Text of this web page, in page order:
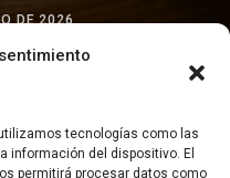
tecnologías como las
información del dispositivo. El
permitirá procesar datos como
DE 2026